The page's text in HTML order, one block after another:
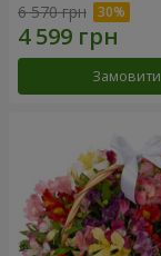
6 570 грн
Замовити